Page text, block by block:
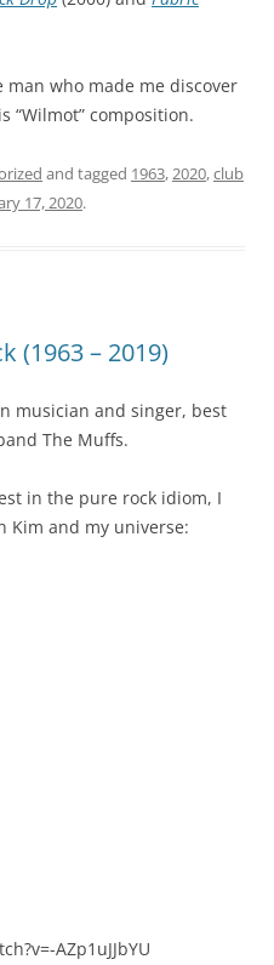
who made me discover
“Wilmot” composition.
and tagged 1963,2020,club
17, 2020.
(1963 – 2019)
musician and singer, best
The Muffs.
in the pure rock idiom, I
Kim and my universe:
AZp1uJJbYU